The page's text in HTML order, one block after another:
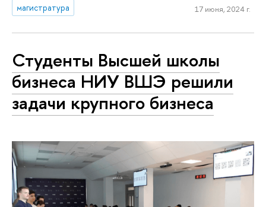
магистратура
17 июня, 2024 г.
Студенты Высшей школы
бизнеса НИУ ВШЭ решили
задачи крупного бизнеса